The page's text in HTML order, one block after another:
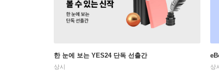
한 눈에 보는 YES24 단독 선출간
상시 상